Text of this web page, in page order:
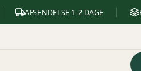
AFSENDELSE 1-2 DAGE